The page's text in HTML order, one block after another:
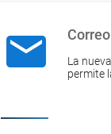
La
permite